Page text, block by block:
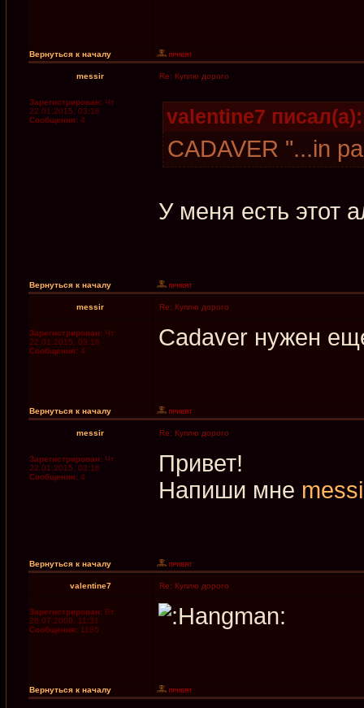
Вернуться к началу
messir Re: Куплю дорого
Зарегистрирован: Чт
22.01.2015, 03:16
Сообщения: 4 valentine7 писал(а):
CADAVER "...in
У меня есть этот
Вернуться к началу
messir Re: Куплю дорого
Зарегистрирован: Чт
22.01.2015, 03:16
Сообщения: 4
Cadaver нужен
Вернуться к началу
messir Re: Куплю дорого
Зарегистрирован: Чт
22.01.2015, 03:16
Сообщения: 4
Привет!
Напиши мне
Вернуться к началу
valentine7 Re: Куплю дорого
Зарегистрирован: Вт
28.07.2009, 11:31
Сообщения: 1185
Вернуться к началу